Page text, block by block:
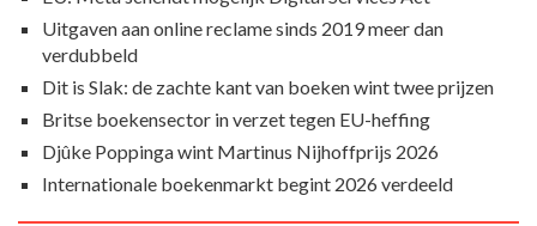
Uitgaven aan online reclame sinds 2019 meer dan
verdubbeld
Dit is Slak: de zachte kant van boeken wint twee prijzen
Britse boekensector in verzet tegen EU-heffing
Djûke Poppinga wint Martinus Nijhoffprijs 2026
Internationale boekenmarkt begint 2026 verdeeld